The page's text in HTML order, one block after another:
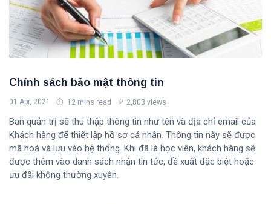
Chính sách bảo mật thông tin
01 Apr, 2021 12 mins read 2,803 views
Ban quản trị sẽ thu thập thông tin như tên và địa chỉ email của
Khách hàng để thiết lập hồ sơ cá nhân. Thông tin này sẽ được
mã hoá và lưu vào hệ thống. Khi đã là học viên, khách hàng sẽ
được thêm vào danh sách nhận tin tức, đề xuất đặc biệt hoặc
ưu đãi không thường xuyên.